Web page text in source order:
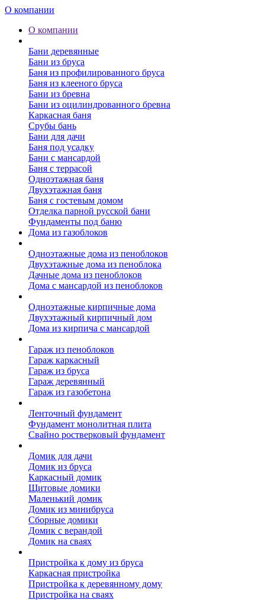
О компании
О компании
Бани деревянные
Бани из бруса
Баня из профилированного бруса
Баня из клееного бруса
Бани из бревна
Бани из оцилиндрованного бревна
Каркасная баня
Срубы бань
Бани для дачи
Баня под усадку
Бани с мансардой
Баня с террасой
Одноэтажная баня
Двухэтажная баня
Баня с гостевым домом
Отделка парной русской бани
Фундаменты под баню
Дома из газоблоков
Одноэтажные дома из пеноблоков
Двухэтажные дома из пеноблока
Дачные дома из пеноблоков
Дома с мансардой из пеноблоков
Одноэтажные кирпичные дома
Двухэтажный кирпичный дом
Дома из кирпича с мансардой
Гараж из пеноблоков
Гараж каркасный
Гараж из бруса
Гараж деревянный
Гараж из газобетона
Ленточный фундамент
Фундамент монолитная плита
Свайно ростверковый фундамент
Домик для дачи
Домик из бруса
Каркасный домик
Щитовые домики
Маленький домик
Домик из минибруса
Сборные домики
Домик с верандой
Домик на сваях
Пристройка к дому из бруса
Каркасная пристройка
Пристройка к деревянному дому
Пристройка на сваях